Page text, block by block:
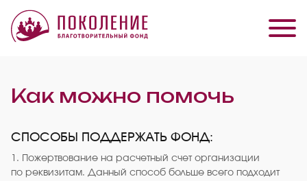
Как можно помочь
СПОСОБЫ ПОДДЕРЖАТЬ ФОНД:
1. Пожертвование на расчетный счет организации
по реквизитам. Данный способ больше всего подходит